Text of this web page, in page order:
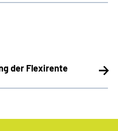
der Flexirente